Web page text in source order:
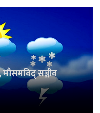
सञ्जीव